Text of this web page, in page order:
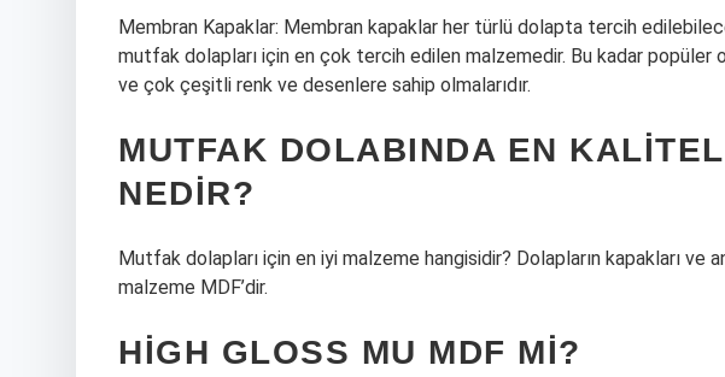
Membran Kapaklar: Membran kapaklar her türlü dolapta tercih
mutfak dolapları için en çok tercih edilen malzemedir. Bu kadar popüler
ve çok çeşitli renk ve desenlere sahip olmalarıdır.
MUTFAK DOLABINDA EN
NEDIR?
Mutfak dolapları için en iyi malzeme hangisidir? Dolapların kapakları ve
malzeme MDF’dir.
HIGH GLOSS MU MDF MI?